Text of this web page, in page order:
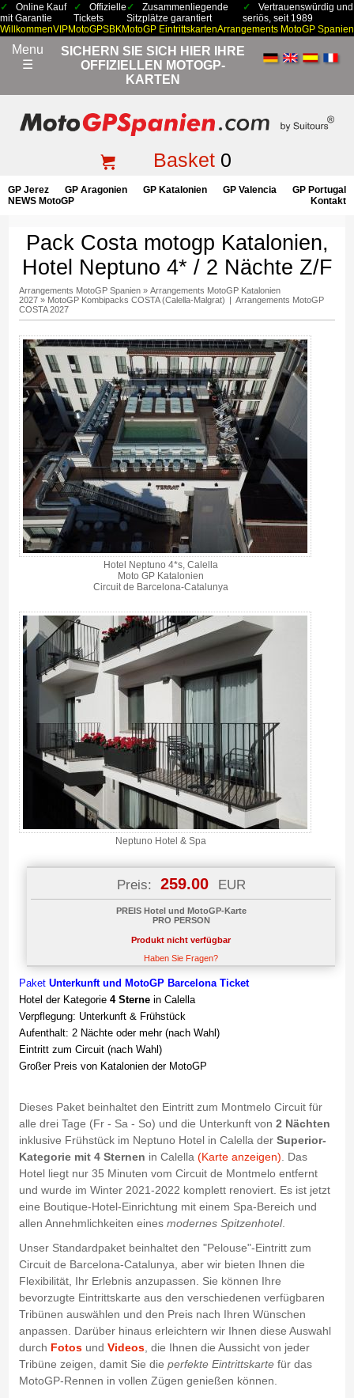
Online Kauf
mit Garantie
Offizielle
Tickets
Zusammenliegende
Sitzplätze garantiert
Vertrauenswürdig und
seriös, seit 1989
WillkommenVIPMotoGPSBKMotoGP EintrittskartenArrangements MotoGP Spanien
Menu
☰
SICHERN SIE SICH HIER IHRE
OFFIZIELLEN MOTOGP-
KARTEN
Basket0
GP Jerez GP Aragonien GP Katalonien GP Valencia
GP Portugal
NEWS MotoGP
Kontakt
Pack Costa motogp Katalonien,
Hotel Neptuno 4* / 2 Nächte Z/F
Arrangements MotoGP Spanien» Arrangements MotoGP Katalonien
2027» MotoGP Kombipacks COSTA (Calella-Malgrat)
Arrangements MotoGP
COSTA 2027
Hotel Neptuno 4*s, Calella
Moto GP Katalonien
Circuit de Barcelona-Catalunya
Neptuno Hotel & Spa
Preis: 259.00 EUR
PREIS Hotel und MotoGP-Karte
PRO PERSON
Produkt nicht verfügbar
Haben Sie Fragen?
Paket Unterkunft und MotoGP Barcelona Ticket
Hotel der Kategorie 4 Sternein Calella
Verpflegung: Unterkunft & Frühstück
Aufenthalt: 2 Nächte oder mehr (nach Wahl)
Eintritt zum Circuit (nach Wahl)
Großer Preis von Katalonien der MotoGP
Dieses Paket beinhaltet den Eintritt zum Montmelo Circuit für
alle drei Tage (Fr - Sa - So) und die Unterkunft von 2 Nächten
inklusive Frühstück im Neptuno Hotel in Calella der Superior-
Kategorie mit 4 Sternen in Calella (Karte anzeigen). Das
Hotel liegt nur 35 Minuten vom Circuit de Montmelo entfernt
und wurde im Winter 2021-2022 komplett renoviert. Es ist jetzt
eine Boutique-Hotel-Einrichtung mit einem Spa-Bereich und
allen Annehmlichkeiten eines modernes Spitzenhotel.
Unser Standardpaket beinhaltet den "Pelouse"-Eintritt zum
Circuit de Barcelona-Catalunya, aber wir bieten Ihnen die
Flexibilität, Ihr Erlebnis anzupassen. Sie können Ihre
bevorzugte Eintrittskarte aus den verschiedenen verfügbaren
Tribünen auswählen und den Preis nach Ihren Wünschen
anpassen. Darüber hinaus erleichtern wir Ihnen diese Auswahl
durch Fotosund Videos, die Ihnen die Aussicht von jeder
Tribüne zeigen, damit Sie die perfekte Eintrittskartefür das
MotoGP-Rennen in vollen Zügen genießen können.